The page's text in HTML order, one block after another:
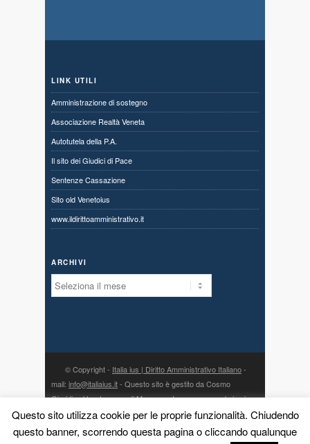
LINK UTILI
Amministrazione di sostegno
Associazione Realtà Veneta
Autotutela della P.A.
Il sito dei Giudici di Pace
Sentenze Cassazione
Sito old Venetoius
www.ildirittoamministrativo.it
ARCHIVI
Archivi
© Copyright - Italia ius | Diritto Amministrativo Italiano-
mail: info@italiaius.it- Questo sito è gestito da Cosmo
Giuridico Veneto s.a.s. di Marangon Ivonne, con sede in via
Centro 80, fraz. Priabona 36030 Monte di Malo (VI) - P. IVA
03775960242 - PEC:cosmogiuridicoveneto@legalmail.it- la
Questo sito utilizza cookie per le proprie funzionalità. Chiudendo
questo banner, scorrendo questa pagina o cliccando qualunque